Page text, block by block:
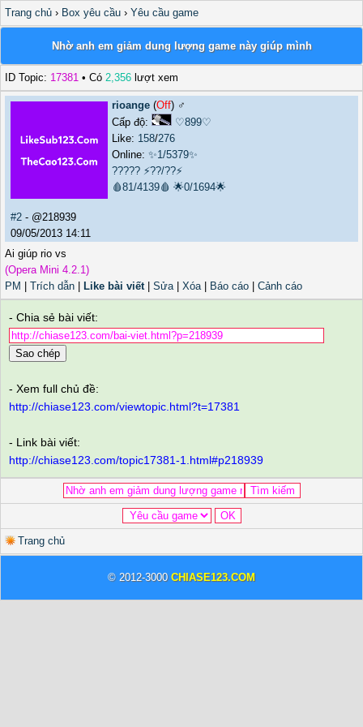
Trang chủ › Box yêu cầu › Yêu cầu game
Nhờ anh em giảm dung lượng game này giúp mình
ID Topic: 17381 • Có 2,356 lượt xem
rioange (Off) ♂️
Cấp độ:
♡899♡
Like: 158/276
Online: ✨1/5379✨
????? ⚡??/??⚡
🩸81/4139🩸 🌟0/1694🌟
#2 - @218939
09/05/2013 14:11
Ai giúp rio vs
(Opera Mini 4.2.1)
PM
Trích dẫn Like bài viết| Sửa| Xóa| Báo cáo Cảnh cáo
- Chia sẻ bài viết:
Sao chép
- Xem full chủ đề:
http://chiase123.com/viewtopic.html?t=17381
- Link bài viết:
http://chiase123.com/topic17381-1.html#p218939
Trang chủ
© 2012-3000 CHIASE123.COM